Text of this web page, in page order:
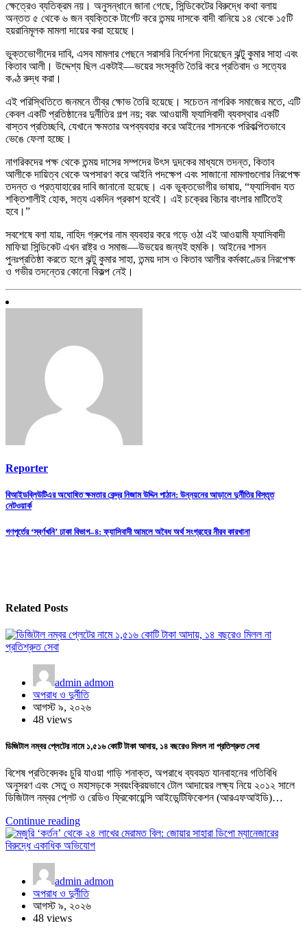
ক্ষেত্রেও ব্যতিক্রম নয়। অনুসন্ধানে জানা গেছে, সিন্ডিকেটের বিরুদ্ধে কথা বলায়
অন্তত ৫ থেকে ৬ জন ব্যক্তিকে টার্গেট করে তন্ময় দাসকে বাদী বানিয়ে ১৪ থেকে ১৫টি
হয়রানিমূলক মামলা দায়ের করা হয়েছে।
ভুক্তভোগীদের দাবি, এসব মামলার পেছনে সরাসরি নির্দেশনা দিয়েছেন ঝন্টু কুমার সাহা এবং
কিতাব আলী। উদ্দেশ্য ছিল একটাই—ভয়ের সংস্কৃতি তৈরি করে প্রতিবাদ ও সত্যের
কণ্ঠ রুদ্ধ করা।
এই পরিস্থিতিতে জনমনে তীব্র ক্ষোভ তৈরি হয়েছে। সচেতন নাগরিক সমাজের মতে, এটি
কেবল একটি প্রতিষ্ঠানের দুর্নীতির গল্প নয়; বরং আওয়ামী ফ্যাসিবাদী ব্যবস্থার একটি
বাস্তব প্রতিচ্ছবি, যেখানে ক্ষমতার অপব্যবহার করে আইনের শাসনকে পরিকল্পিতভাবে
ভেঙে ফেলা হচ্ছে।
নাগরিকদের পক্ষ থেকে তন্ময় দাসের সম্পদের উৎস দুদকের মাধ্যমে তদন্ত, কিতাব
আলীকে দায়িত্ব থেকে অপসারণ করে আইনি পদক্ষেপ এবং সাজানো মামলাগুলোর নিরপেক্ষ
তদন্ত ও প্রত্যাহারের দাবি জানানো হয়েছে। এক ভুক্তভোগীর ভাষায়, “ফ্যাসিবাদ যত
শক্তিশালীই হোক, সত্য একদিন প্রকাশ হবেই। এই চক্রের বিচার বাংলার মাটিতেই
হবে।”
সবশেষে বলা যায়, নাহিদ গ্রুপের নাম ব্যবহার করে গড়ে ওঠা এই আওয়ামী ফ্যাসিবাদী
মাফিয়া সিন্ডিকেট এখন রাষ্ট্র ও সমাজ—উভয়ের জন্যই হুমকি। আইনের শাসন
পুনঃপ্রতিষ্ঠা করতে হলে ঝন্টু কুমার সাহা, তন্ময় দাস ও কিতাব আলীর কর্মকাণ্ডের নিরপেক্ষ
ও গভীর তদন্তের কোনো বিকল্প নেই।
Reporter
Post
navigation
বিআইডব্লিউটিএর অঘোষিত ক্ষমতার কেন্দ্র নিজাম উদ্দিন পাঠান: উন্নয়নের আড়ালে দুর্নীতির বিস্তৃত
নেটওয়ার্ক
গণপূর্তের ‘স্বর্ণখনি’ ঢাকা বিভাগ–৪: ফ্যাসিবাদী আমলে অবৈধ অর্থ সংগ্রহের নীরব কারখানা
Related Posts
admin admon
অপরাধ ও দুর্নীতি
আগস্ট ৯, ২০২৬
48 views
ডিজিটাল নম্বর প্লেটের নামে ১,৫১৬ কোটি টাকা আদায়, ১৪ বছরেও মিলল না প্রতিশ্রুত সেবা
বিশেষ প্রতিবেদকঃ চুরি যাওয়া গাড়ি শনাক্ত, অপরাধে ব্যবহৃত যানবাহনের গতিবিধি
অনুসরণ এবং সেতু ও মহাসড়কে স্বয়ংক্রিয়ভাবে টোল আদায়ের লক্ষ্য নিয়ে ২০১২ সালে
ডিজিটাল নম্বর প্লেট ও রেডিও ফ্রিকোয়েন্সি আইডেন্টিফিকেশন (আরএফআইডি)…
Continue reading
admin admon
অপরাধ ও দুর্নীতি
আগস্ট ৯, ২০২৬
48 views